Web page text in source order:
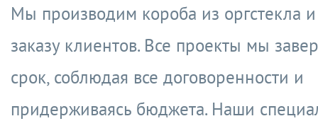
Мы производим короба из оргстекла
заказу клиентов. Все проекты мы
срок, соблюдая все договоренности и
придерживаясь бюджета. Наши